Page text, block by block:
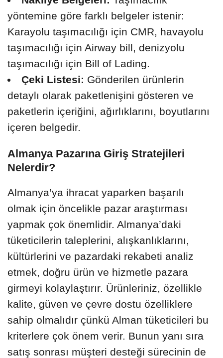
yöntemine göre farklı belgeler istenir:
Karayolu taşımacılığı için CMR, havayolu
taşımacılığı için Airway bill, denizyolu
taşımacılığı için Bill of Lading.
Çeki Listesi: Gönderilen ürünlerin
detaylı olarak paketlenişini gösteren ve
paketlerin içeriğini, ağırlıklarını, boyutlarını
içeren belgedir.
Almanya Pazarına Giriş Stratejileri
Nelerdir?
Almanya’ya ihracat yaparken başarılı
olmak için öncelikle pazar araştırması
yapmak çok önemlidir. Almanya’daki
tüketicilerin taleplerini, alışkanlıklarını,
kültürlerini ve pazardaki rekabeti analiz
etmek, doğru ürün ve hizmetle pazara
girmeyi kolaylaştırır. Ürünleriniz, özellikle
kalite, güven ve çevre dostu özelliklere
sahip olmalıdır çünkü Alman tüketicileri bu
kriterlere çok önem verir. Bunun yanı sıra
satış sonrası müşteri desteği sürecinin de